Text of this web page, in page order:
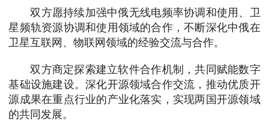
双方愿持续加强中俄无线电频率协调和使用、卫
星频轨资源协调和使用领域的合作，不断深化中俄在
卫星互联网、物联网领域的经验交流与合作。
双方商定探索建立软件合作机制，共同赋能数字
基础设施建设。深化开源领域合作交流，推动优质开
源成果在重点行业的产业化落实，实现两国开源领域
的共同发展。